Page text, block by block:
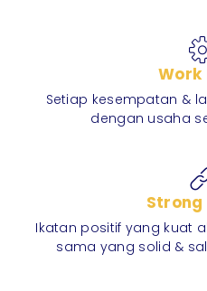
Work
Setiap kesempatan &
dengan usaha
Strong
Ikatan positif yang kuat
sama yang solid &